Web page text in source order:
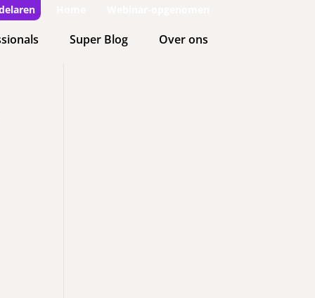
Super Blog Over ons